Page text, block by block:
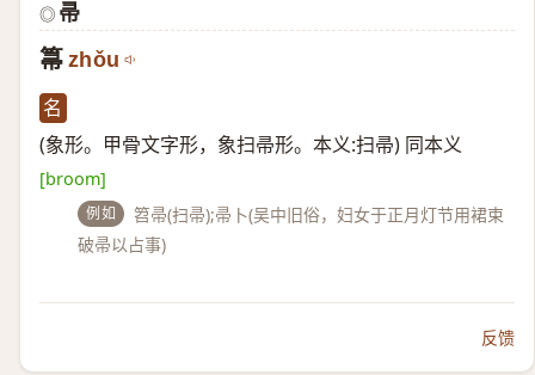
◎ 帚
箒 zhǒu
名
(象形。甲骨文字形，象扫帚形。本义:扫帚) 同本义
[broom]
例如
笤帚(扫帚);帚卜(吴中旧俗，妇女于正月灯节用裙束
破帚以占事)
反馈